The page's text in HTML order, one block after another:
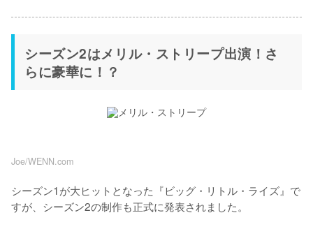
シーズン2はメリル・ストリープ出演！さ
らに豪華に！？
Joe/WENN.com
シーズン1が大ヒットとなった『ビッグ・リトル・ライズ』で
すが、シーズン2の制作も正式に発表されました。